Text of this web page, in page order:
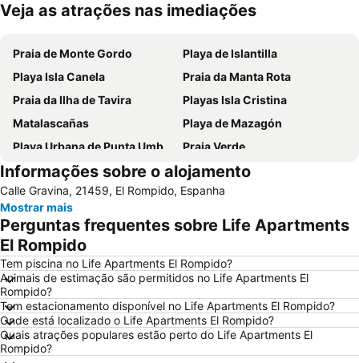
Ampliar mapa
Veja as atrações nas imediações
Praia de Monte Gordo
Playa de Islantilla
Playa Isla Canela
Praia da Manta Rota
Praia da Ilha de Tavira
Playas Isla Cristina
Matalascañas
Playa de Mazagón
Playa Urbana de Punta Umbría
Praia Verde
Cacela Velha Beach
El Portil
Avenida Marginal de Monte Gordo
Punta de Moral
Islantilla Golf Club
Ayamonte
La Antilla
Praça Marquês de Pombal
Nuevo Portil
Lota Beach
La Antilla
Praia da Terra Estreita
Central
Costa Esuri
Ponta da Areia Beach
Tavira Gran-Plaza
Isla Canela Golf
Informações sobre o alojamento
Calle Gravina, 21459, El Rompido, Espanha
Mostrar mais
Perguntas frequentes sobre Life Apartments
El Rompido
Tem piscina no Life Apartments El Rompido?
Animais de estimação são permitidos no Life Apartments El
Rompido?
Tem estacionamento disponível no Life Apartments El Rompido?
Onde está localizado o Life Apartments El Rompido?
Quais atrações populares estão perto do Life Apartments El
Rompido?